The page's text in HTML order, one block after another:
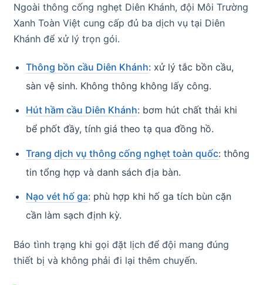
Ngoài thông cống nghẹt Diên Khánh, đội Môi Trường
Xanh Toàn Việt cung cấp đủ ba dịch vụ tại Diên
Khánh để xử lý trọn gói.
Thông bồn cầu Diên Khánh: xử lý tắc bồn cầu,
sàn vệ sinh. Không thông không lấy công.
Hút hầm cầu Diên Khánh: bơm hút chất thải khi
bể phốt đầy, tính giá theo tạ qua đồng hồ.
Trang dịch vụ thông cống nghẹt toàn quốc: thông
tin tổng hợp và danh sách địa bàn.
Nạo vét hố ga: phù hợp khi hố ga tích bùn cặn
cần làm sạch định kỳ.
Báo tình trạng khi gọi đặt lịch để đội mang đúng
thiết bị và không phải đi lại thêm chuyến.